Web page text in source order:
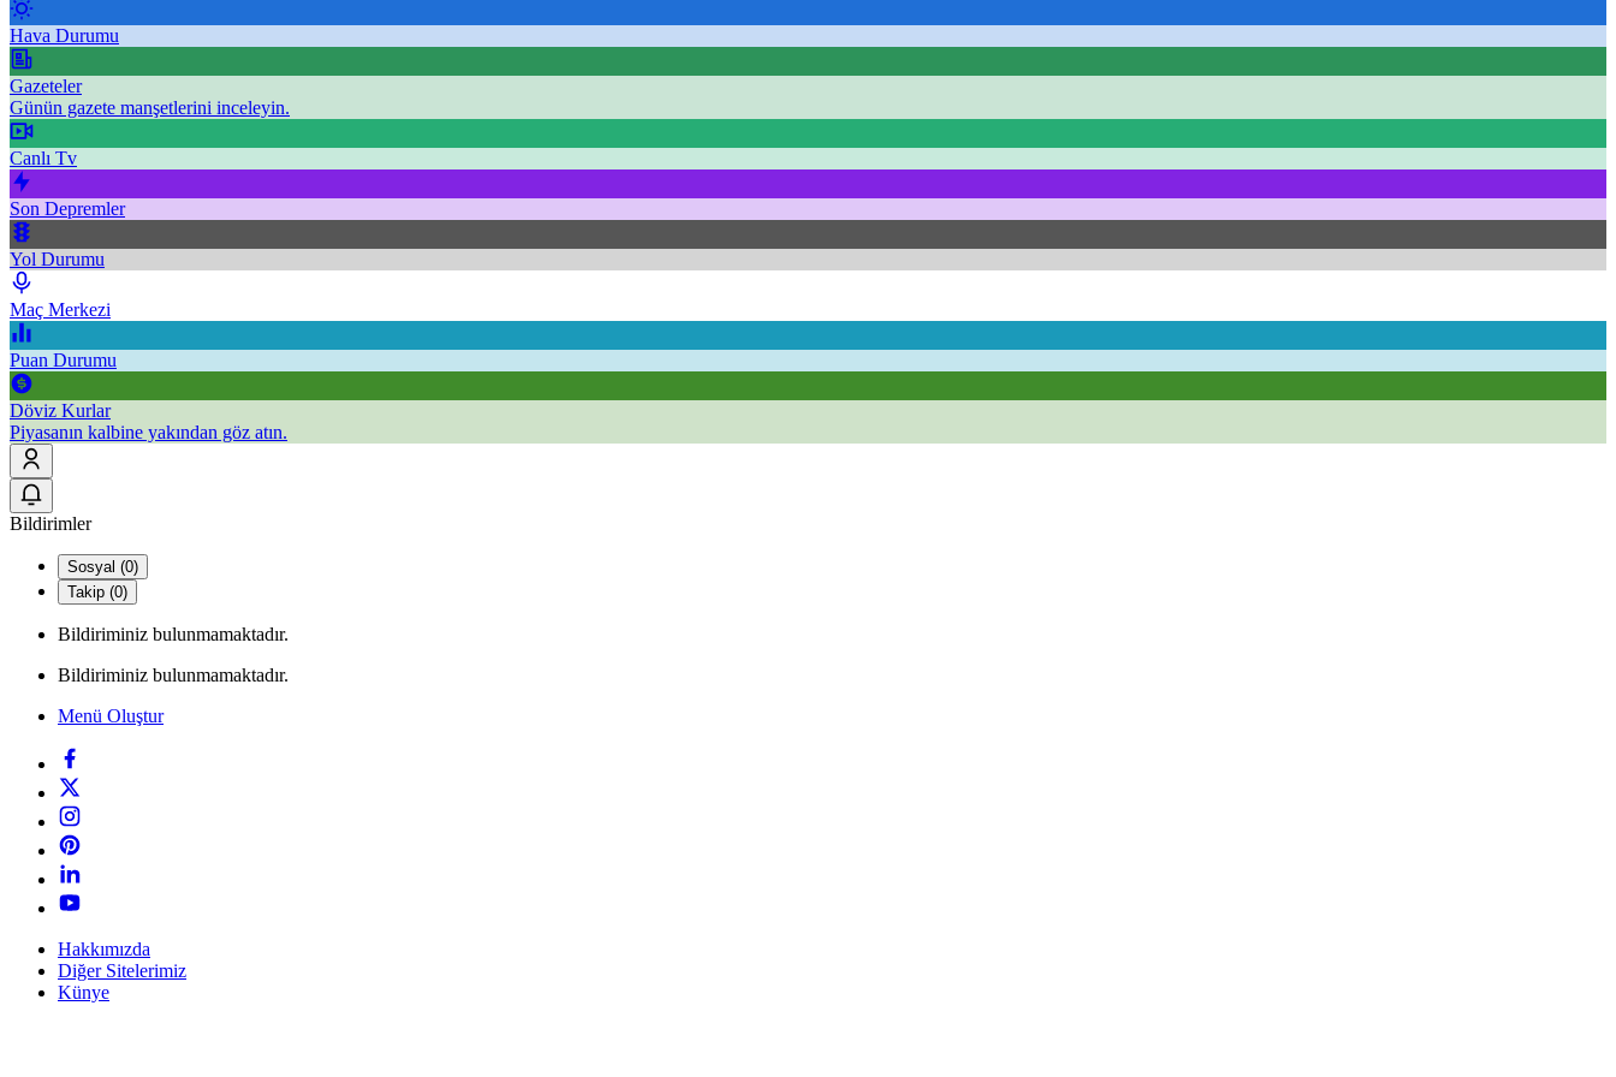
Hava Durumu
Gazeteler
Günün gazete manşetlerini inceleyin.
Canlı Tv
Son Depremler
Yol Durumu
Maç Merkezi
Puan Durumu
Döviz Kurlar
Piyasanın kalbine yakından göz atın.
Bildirimler
Sosyal (0)
Takip (0)
Bildiriminiz bulunmamaktadır.
Bildiriminiz bulunmamaktadır.
Menü Oluştur
Hakkımızda
Diğer Sitelerimiz
Künye